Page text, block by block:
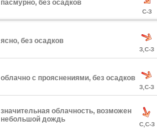
пасмурно, без осадков
С-З
ясно, без осадков
З,С-З
облачно с прояснениями, без осадков
З,С-З
значительная облачность, возможен
небольшой дождь
С,С-З